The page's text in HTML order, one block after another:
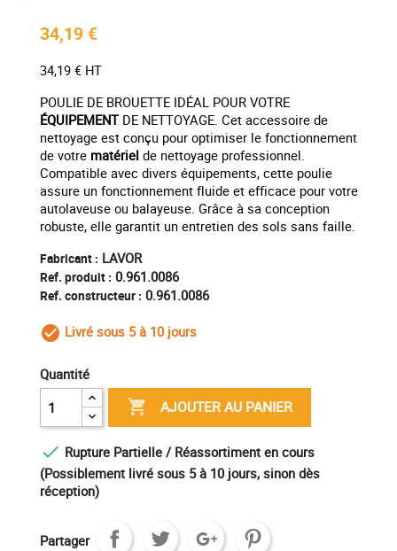
34,19 €
34,19 € HT
POULIE DE BROUETTE IDÉAL POUR VOTRE
ÉQUIPEMENT DE NETTOYAGE. Cet accessoire de
nettoyage est conçu pour optimiser le fonctionnement
de votre matériel de nettoyage professionnel.
Compatible avec divers équipements, cette poulie
assure un fonctionnement fluide et efficace pour votre
autolaveuse ou balayeuse. Grâce à sa conception
robuste, elle garantit un entretien des sols sans faille.
Fabricant : LAVOR
Ref. produit : 0.961.0086
Ref. constructeur : 0.961.0086
check_circle_outline
Livré sous 5 à 10 jours
Quantité
 AJOUTER AU PANIER
 Rupture Partielle / Réassortiment en cours
(Possiblement livré sous 5 à 10 jours, sinon dès
réception)
Partager